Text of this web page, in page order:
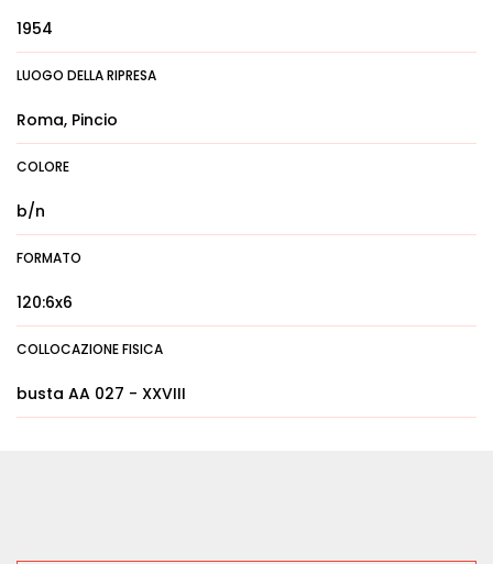
1954
LUOGO DELLA RIPRESA
Roma, Pincio
COLORE
b/n
FORMATO
120:6x6
COLLOCAZIONE FISICA
busta AA 027 - XXVIII